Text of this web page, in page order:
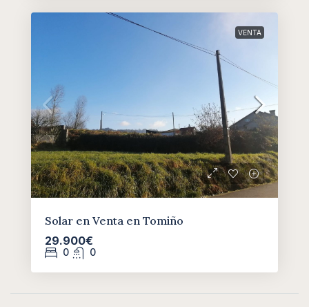
VENTA
Solar en Venta en Tomiño
29.900€
0 0